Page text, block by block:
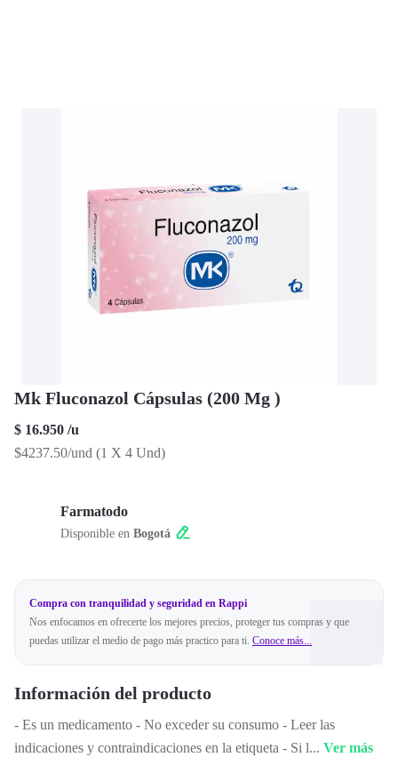
Mk Fluconazol Cápsulas (200 Mg )
$ 16.950 /u
$4237.50/und (1 X 4 Und)
Farmatodo
Disponible en Bogotá
Compra con tranquilidad y seguridad en Rappi
Nos enfocamos en ofrecerte los mejores precios, proteger tus compras y que
puedas utilizar el medio de pago más practico para ti. Conoce más...
Información del producto
- Es un medicamento - No exceder su consumo - Leer las
indicaciones y contraindicaciones en la etiqueta - Si l... Ver más